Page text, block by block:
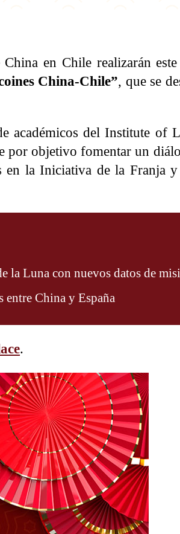
en Chile realizarán
China-Chile”, que se
académicos del Institute of
objetivo fomentar un
en la Iniciativa de la Franja
la Luna con nuevos datos de
China y España
.